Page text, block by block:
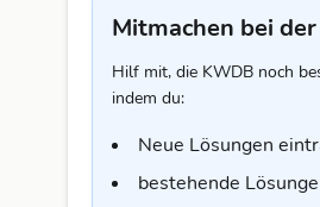
Mitmachen bei
Hilf mit, die KWDB noch
indem du:
Neue Lösungen
bestehende